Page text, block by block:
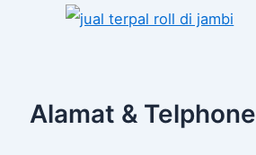
Alamat & Telphone